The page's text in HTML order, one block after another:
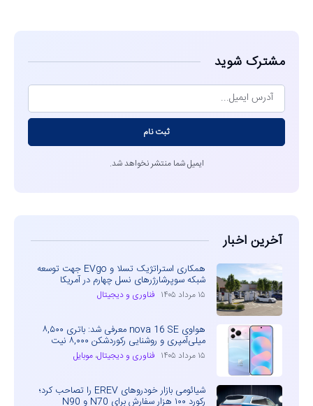
مشترک شوید
ثبت نام
ایمیل شما منتشر نخواهد شد.
آخرین اخبار
همکاری استراتژیک تسلا و EVgo جهت توسعه
شبکه سوپرشارژرهای نسل چهارم در آمریکا
۱۵ مرداد ۱۴۰۵ فناوری و دیجیتال
هواوی nova 16 SE معرفی شد: باتری ۸,۵۰۰
میلی‌آمپری و روشنایی رکوردشکن ۸,۰۰۰ نیت
۱۵ مرداد ۱۴۰۵ فناوری و دیجیتال، موبایل
شیائومی بازار خودروهای EREV را تصاحب کرد؛
رکورد ۱۰۰ هزار سفارش برای N70 و N90